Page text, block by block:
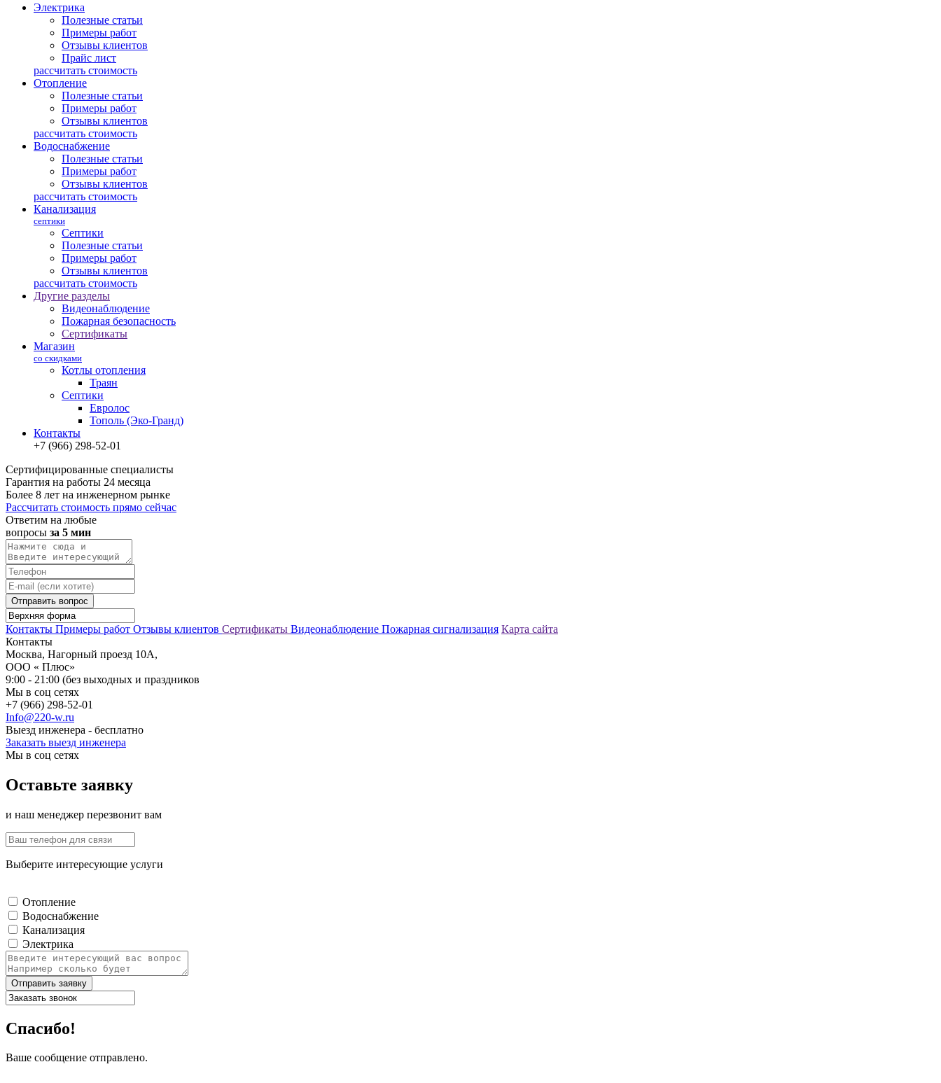
Электрика
Полезные статьи
Примеры работ
Отзывы клиентов
Прайс лист
рассчитать стоимость
Отопление
Полезные статьи
Примеры работ
Отзывы клиентов
рассчитать стоимость
Водоснабжение
Полезные статьи
Примеры работ
Отзывы клиентов
рассчитать стоимость
Канализация
септики
Септики
Полезные статьи
Примеры работ
Отзывы клиентов
рассчитать стоимость
Другие разделы
Видеонаблюдение
Пожарная безопасность
Сертификаты
Магазин
со скидками
Котлы отопления
Траян
Септики
Евролос
Тополь (Эко-Гранд)
Контакты
+7 (966) 298-52-01
Сертифицированные специалисты
Гарантия на работы 24 месяца
Более 8 лет на инженерном рынке
Рассчитать стоимость прямо сейчас
Ответим на любые
вопросы за 5 мин
Отправить вопрос
Контакты Примеры работ Отзывы клиентов Сертификаты Видеонаблюдение Пожарная сигнализация Карта сайта
Контакты
Москва, Нагорный проезд 10А,
ООО « Плюс»
9:00 - 21:00 (без выходных и праздников
Мы в соц сетях
+7 (966) 298-52-01
Info@220-w.ru
Выезд инженера - бесплатно
Заказать выезд инженера
Мы в соц сетях
Оставьте заявку
и наш менеджер перезвонит вам
Выберите интересующие услуги
Отопление
Водоснабжение
Канализация
Электрика
Отправить заявку
Спасибо!
Ваше сообщение отправлено.